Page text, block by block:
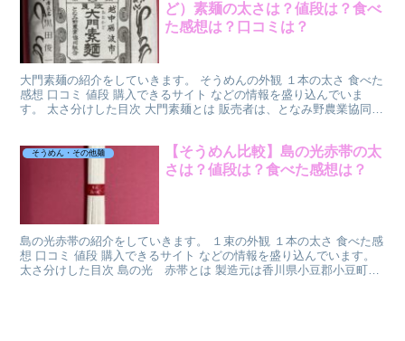
ど）素麺の太さは？値段は？食べ
た感想は？口コミは？
大門素麺の紹介をしていきます。 そうめんの外観 １本の太さ 食べた
感想 口コミ 値段 購入できるサイト などの情報を盛り込んでいま
す。 太さ分けした目次 大門素麺とは 販売者は、となみ野農業協同組
そうめん・その他麺
【そうめん比較】島の光赤帯の太
さは？値段は？食べた感想は？
島の光赤帯の紹介をしていきます。 １束の外観 １本の太さ 食べた感
想 口コミ 値段 購入できるサイト などの情報を盛り込んでいます。
太さ分けした目次 島の光 赤帯とは 製造元は香川県小豆郡小豆町の